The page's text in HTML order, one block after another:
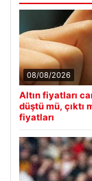
08/08/2026
Altın fiyatları
düştü mü, çıktı
fiyatları